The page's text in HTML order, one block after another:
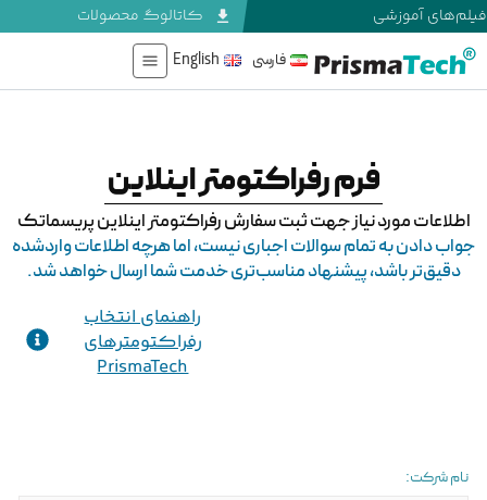
فیلم‌های آموزشی
کاتالوگ محصولات
فارسی
English
فرم رفراکتومتر اینلاین
اطلاعات مورد نیاز جهت ثبت سفارش رفراکتومتر اینلاین پریسماتک
جواب دادن به تمام سوالات اجباری نیست، اما هرچه اطلاعات واردشده
دقیق‌تر باشد، پیشنهاد مناسب‌تری خدمت شما ارسال خواهد شد.
راهنمای انتخاب
رفراکتومترهای
PrismaTech
نام شرکت: